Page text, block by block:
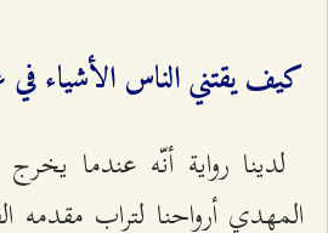
كيف يقتني الناس الأشياء
لدينا رواية أنّه عندما
المهدي أرواحنا لتراب مقدمه